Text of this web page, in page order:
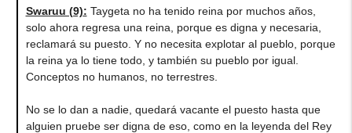
Swaruu (9): Taygeta no ha tenido reina por muchos años,
solo ahora regresa una reina, porque es digna y necesaria,
reclamará su puesto. Y no necesita explotar al pueblo, porque
la reina ya lo tiene todo, y también su pueblo por igual.
Conceptos no humanos, no terrestres.
No se lo dan a nadie, quedará vacante el puesto hasta que
alguien pruebe ser digna de eso, como en la leyenda del Rey